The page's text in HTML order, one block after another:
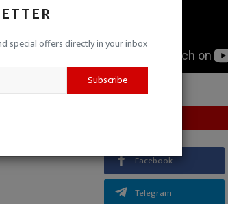
special offers directly in your inbox
Subscribe
दर्शन', 'चेतना',
और समाचार संपादक
पोर्टल
प्राप्त पत्रकार।
Facebook
Telegram